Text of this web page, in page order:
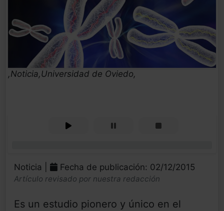
,Noticia,Universidad de Oviedo,
Noticia | Fecha de publicación: 02/12/2015
Artículo revisado por nuestra redacción
Es un estudio pionero y único en el